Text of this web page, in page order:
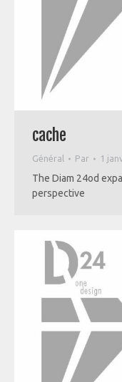
cache
Général Par 1
The Diam 24od
perspective